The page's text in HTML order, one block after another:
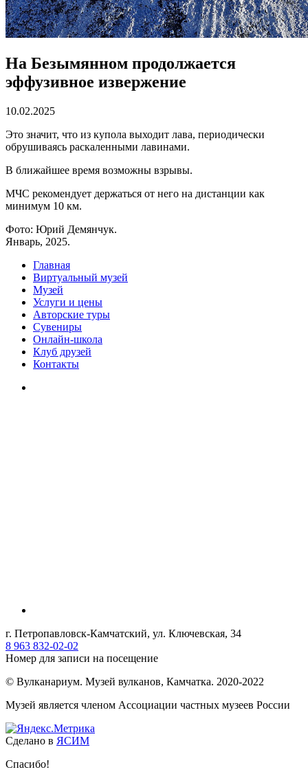
На Безымянном продолжается
эффузивное извержение
10.02.2025
Это значит, что из купола выходит лава, периодически
обрушиваясь раскаленными лавинами.
В ближайшее время возможны взрывы.
МЧС рекомендует держаться от него на дистанции как
минимум 10 км.
Фото: Юрий Демянчук.
Январь, 2025.
Главная
Виртуальный музей
Музей
Услуги и цены
Авторские туры
Сувениры
Онлайн-школа
Клуб друзей
Контакты
г. Петропавловск-Камчатский, ул. Ключевская, 34
8 963 832-02-02
Номер для записи на посещение
© Вулканариум. Музей вулканов, Камчатка. 2020-2022
Музей является членом Ассоциации частных музеев России
Сделано в ЯСИМ
Спасибо!